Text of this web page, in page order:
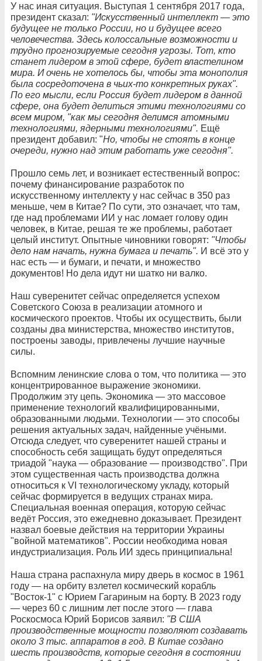
У нас иная ситуация. Выступая 1 сентября 2017 года,
президент сказал: "Искусственный интеллект — это
будущее не только России, но и будущее всего
человечества. Здесь колоссальные возможности и
трудно прогнозируемые сегодня угрозы. Тот, кто
станет лидером в этой сфере, будет властелином
мира. И очень не хотелось бы, чтобы эта монополия
была сосредоточена в чьих-то конкретных руках".
По его мысли, если Россия будет лидером в данной
сфере, она будет делиться этими технологиями со
всем миром, "как мы сегодня делимся атомными
технологиями, ядерными технологиями". Ещё
президент добавил: "Но, чтобы не стоять в конце
очереди, нужно над этим работать уже сегодня".
Прошло семь лет, и возникает естественный вопрос:
почему финансирование разработок по
искусственному интеллекту у нас сейчас в 350 раз
меньше, чем в Китае? По сути, это означает, что там,
где над проблемами ИИ у нас ломает голову один
человек, в Китае, решая те же проблемы, работает
целый институт. Опытные чиновники говорят: "Чтобы
дело нам начать, нужна бумага и печать". И всё это у
нас есть — и бумаги, и печати, и множество
документов! Но дела идут ни шатко ни валко.
Наш суверенитет сейчас определяется успехом
Советского Союза в реализации атомного и
космического проектов. Чтобы их осуществить, были
созданы два министерства, множество институтов,
построены заводы, привлечены лучшие научные
силы.
Вспомним ленинские слова о том, что политика — это
концентрированное выражение экономики.
Продолжим эту цепь. Экономика — это массовое
применение технологий квалифицированными,
образованными людьми. Технологии — это способы
решения актуальных задач, найденные учёными.
Отсюда следует, что суверенитет нашей страны и
способность себя защищать будут определяться
триадой "наука — образование — производство". При
этом существенная часть производства должна
относиться к VI технологическому укладу, который
сейчас формируется в ведущих странах мира.
Специальная военная операция, которую сейчас
ведёт Россия, это ежедневно доказывает. Президент
назвал боевые действия на территории Украины
"войной математиков". России необходима новая
индустриализация. Роль ИИ здесь принципиальна!
Наша страна распахнула миру дверь в космос в 1961
году — на орбиту взлетел космический корабль
"Восток-1" с Юрием Гагариным на борту. В 2023 году
— через 60 с лишним лет после этого — глава
Роскосмоса Юрий Борисов заявил: "В США
производственные мощности позволяют создавать
около 3 тыс. аппаратов в год. В Китае создано
шесть производств, которые сегодня в состоянии